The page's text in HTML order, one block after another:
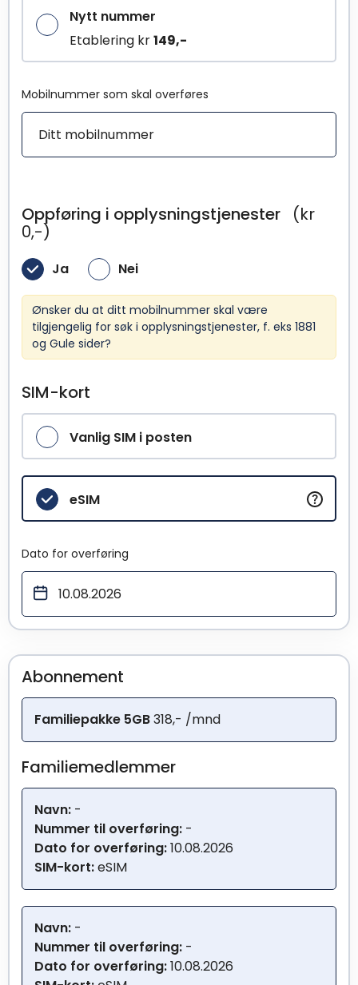
Nytt nummer
Etablering kr149,-
Mobilnummer som skal overføres
Oppføring i opplysningstjenester (kr
0,-)
Ja Nei
Ønsker du at ditt mobilnummer skal være
tilgjengelig for søk i opplysningstjenester, f. eks 1881
og Gule sider?
SIM-kort
Vanlig SIM i posten
eSIM
Dato for overføring
Abonnement
Familiepakke 5GB318,- /mnd
Familiemedlemmer
Navn: -
Nummer til overføring: -
Dato for overføring:10.08.2026
SIM-kort:eSIM
Navn: -
Nummer til overføring: -
Dato for overføring:10.08.2026